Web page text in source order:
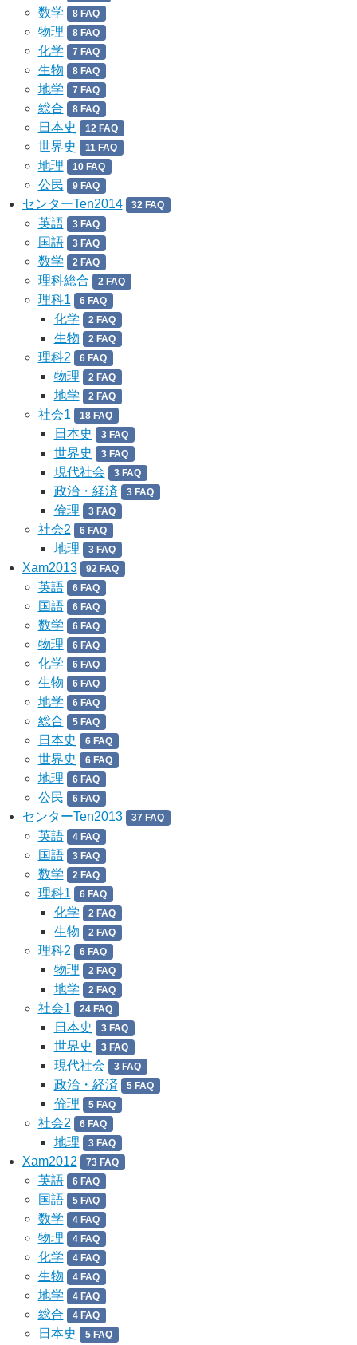
数学 8 FAQ
物理 8 FAQ
化学 7 FAQ
生物 8 FAQ
地学 7 FAQ
総合 8 FAQ
日本史 12 FAQ
世界史 11 FAQ
地理 10 FAQ
公民 9 FAQ
センターTen2014 32 FAQ
英語 3 FAQ
国語 3 FAQ
数学 2 FAQ
理科総合 2 FAQ
理科1 6 FAQ
化学 2 FAQ
生物 2 FAQ
理科2 6 FAQ
物理 2 FAQ
地学 2 FAQ
社会1 18 FAQ
日本史 3 FAQ
世界史 3 FAQ
現代社会 3 FAQ
政治・経済 3 FAQ
倫理 3 FAQ
社会2 6 FAQ
地理 3 FAQ
Xam2013 92 FAQ
英語 6 FAQ
国語 6 FAQ
数学 6 FAQ
物理 6 FAQ
化学 6 FAQ
生物 6 FAQ
地学 6 FAQ
総合 5 FAQ
日本史 6 FAQ
世界史 6 FAQ
地理 6 FAQ
公民 6 FAQ
センターTen2013 37 FAQ
英語 4 FAQ
国語 3 FAQ
数学 2 FAQ
理科1 6 FAQ
化学 2 FAQ
生物 2 FAQ
理科2 6 FAQ
物理 2 FAQ
地学 2 FAQ
社会1 24 FAQ
日本史 3 FAQ
世界史 3 FAQ
現代社会 3 FAQ
政治・経済 5 FAQ
倫理 5 FAQ
社会2 6 FAQ
地理 3 FAQ
Xam2012 73 FAQ
英語 6 FAQ
国語 5 FAQ
数学 4 FAQ
物理 4 FAQ
化学 4 FAQ
生物 4 FAQ
地学 4 FAQ
総合 4 FAQ
日本史 5 FAQ